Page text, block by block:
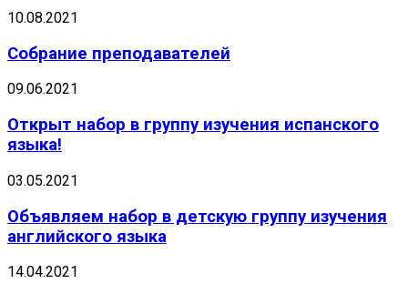
10.08.2021
Собрание преподавателей
09.06.2021
Открыт набор в группу изучения испанского
языка!
03.05.2021
Объявляем набор в детскую группу изучения
английского языка
14.04.2021